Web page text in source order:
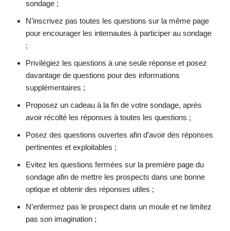
sondage ;
N’inscrivez pas toutes les questions sur la même page
pour encourager les internautes à participer au sondage
;
Privilégiez les questions à une seule réponse et posez
davantage de questions pour des informations
supplémentaires ;
Proposez un cadeau à la fin de votre sondage, après
avoir récolté les réponses à toutes les questions ;
Posez des questions ouvertes afin d’avoir des réponses
pertinentes et exploitables ;
Evitez les questions fermées sur la première page du
sondage afin de mettre les prospects dans une bonne
optique et obtenir des réponses utiles ;
N’enfermez pas le prospect dans un moule et ne limitez
pas son imagination ;